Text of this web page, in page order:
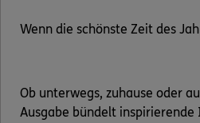
Wenn die schönste Zeit des
Ob unterwegs, zuhause oder
Ausgabe bündelt inspirierende